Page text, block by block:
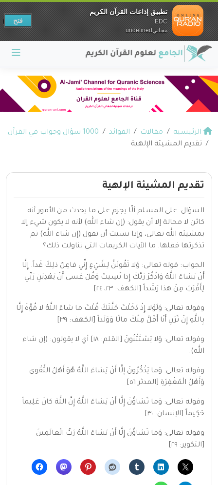
الرئيسية مقالات الفوائد
1000 سؤال وجواب في القرآن
تقديم المشيئة الإلهية
تقديم المشيئة الإلهية
السؤال: على المسلم ألّا يجزم على ما يحدث من الأمور أنه
كائن لا محالة إلا أن يقول: (إن شاء الله) لأنه لا يكون شيء إلا
بمشيئة الله تعالى، وإذا نسيت أن تقول (إن شاء الله) ثم
تذكرتها فقلها. ما الآيات الكريمات التي تناولت ذلك؟
الجواب: قوله تعالى: وَلا تَقُولَنَّ لِشَيْءٍ إِنِّي فاعِلٌ ذلِكَ غَداً. إِلَّا
أَنْ يَشاءَ اللَّهُ وَاذْكُرْ رَبَّكَ إِذا نَسِيتَ وَقُلْ عَسى أَنْ يَهْدِيَنِ رَبِّي
لِأَقْرَبَ مِنْ هذا رَشَداً [الكهف: ٢٣، ٢٤]
وقوله تعالى: وَلَوْلا إِذْ دَخَلْتَ جَنَّتَكَ قُلْتَ ما شاءَ اللَّهُ لا قُوَّةَ إِلَّا
بِاللَّهِ إِنْ تَرَنِ أَنَا أَقَلَّ مِنْكَ مالًا وَوَلَداً [الكهف: ٣٩]
وقوله تعالى: وَلا يَسْتَثْنُونَ [القلم: ١٨] أي لا يقولون: (إن شاء
الله).
وقوله تعالى: وَما يَذْكُرُونَ إِلَّا أَنْ يَشاءَ اللَّهُ هُوَ أَهْلُ التَّقْوى
وَأَهْلُ الْمَغْفِرَةِ [المدثر ٥٦]
وقوله تعالى: وَما تَشاؤُنَ إِلَّا أَنْ يَشاءَ اللَّهُ إِنَّ اللَّهَ كانَ عَلِيماً
حَكِيماً [الإنسان: ٣٠]
وقوله تعالى: وَما تَشاؤُنَ إِلَّا أَنْ يَشاءَ اللَّهُ رَبُّ الْعالَمِينَ
[التكوير: ٢٩]
تطبيق إذاعات القرآن الكريم
EDC
مجانيundefined
فتح